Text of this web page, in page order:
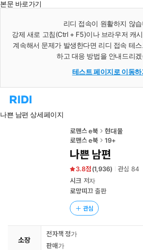
본문 바로가기
리디 접속이 원활하지 않
강제 새로 고침(Ctrl + F5)이나 브라우저 캐
계속해서 문제가 발생한다면 리디 접속 테
하고 대응 방법을 안내드리
테스트 페이지로 이동하
리
홈
나쁜 남편 상세페이지
로맨스 e북
현대물
로맨스 e북
19+
나쁜 남편
3.8 (1,936) 관심84
시크 저자
로망띠끄 출판
관심
소장
전자책 정가
판매가